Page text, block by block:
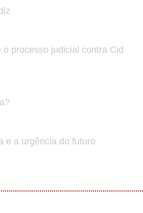
o processo judicial contra Cid
e a urgência do futuro